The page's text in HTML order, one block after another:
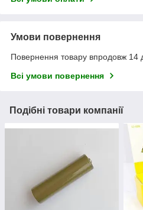
Умови повернення
Повернення товару впродовж 14
Всі умови повернення
Подібні товари компанії